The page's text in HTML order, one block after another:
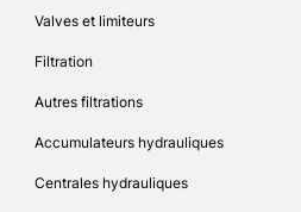
Valves et limiteurs
Filtration
Autres filtrations
Accumulateurs hydrauliques
Centrales hydrauliques